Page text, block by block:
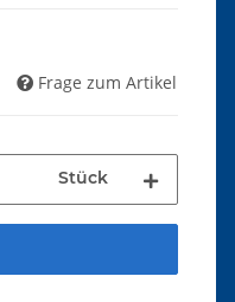
Frage zum Artikel
Stück